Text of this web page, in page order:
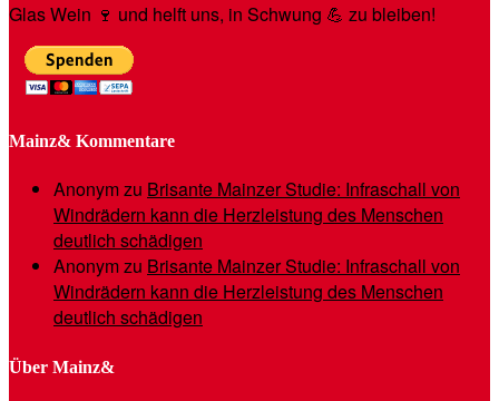
Glas Wein 🍷 und helft uns, in Schwung 💪 zu bleiben!
Mainz& Kommentare
Anonymzu Brisante Mainzer Studie: Infraschall von
Windrädern kann die Herzleistung des Menschen
deutlich schädigen
Anonymzu Brisante Mainzer Studie: Infraschall von
Windrädern kann die Herzleistung des Menschen
deutlich schädigen
Über Mainz&